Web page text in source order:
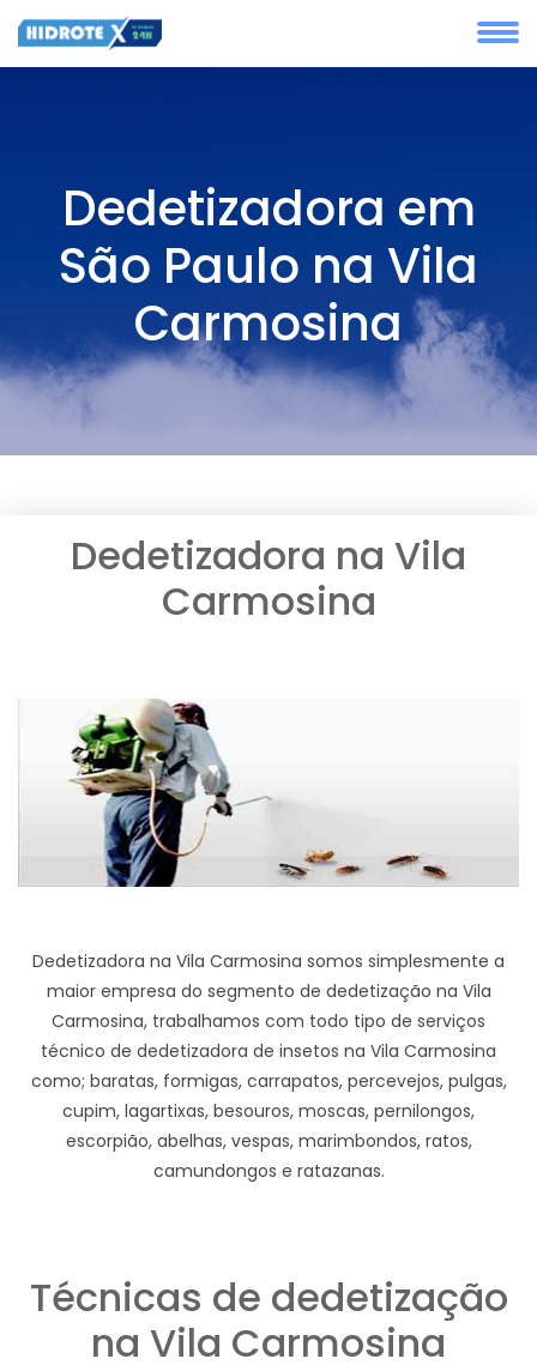
Dedetizadora em
São Paulo na Vila
Carmosina
Dedetizadora na Vila
Carmosina
Dedetizadora na Vila Carmosina somos simplesmente a
maior empresa do segmento de dedetização na Vila
Carmosina, trabalhamos com todo tipo de serviços
técnico de dedetizadora de insetos na Vila Carmosina
como; baratas, formigas, carrapatos, percevejos, pulgas,
cupim, lagartixas, besouros, moscas, pernilongos,
escorpião, abelhas, vespas, marimbondos, ratos,
camundongos e ratazanas.
Técnicas de dedetização
na Vila Carmosina